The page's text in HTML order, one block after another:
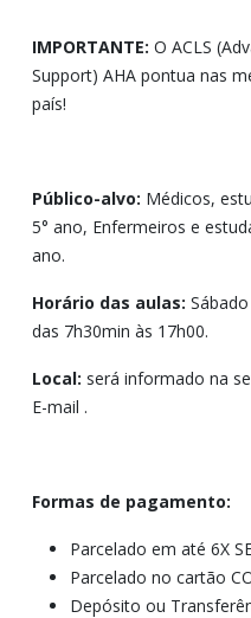
IMPORTANTE: O ACLS
Support) AHA pontua nas
país!
Público-alvo: Médicos,
5° ano, Enfermeiros e
ano.
Horário das aulas:
das 7h30min às 17h00.
Local: será informado na
E-mail .
Formas de pagamento:
Parcelado em até 6X
Parcelado no cartão
Depósito ou